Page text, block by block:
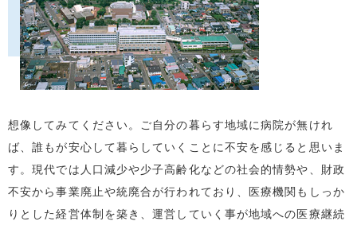
想像してみてください。ご自分の暮らす地域に病院が無けれ
ば、誰もが安心して暮らしていくことに不安を感じると思いま
す。現代では人口減少や少子高齢化などの社会的情勢や、財政
不安から事業廃止や統廃合が行われており、医療機関もしっか
りとした経営体制を築き、運営していく事が地域への医療継続